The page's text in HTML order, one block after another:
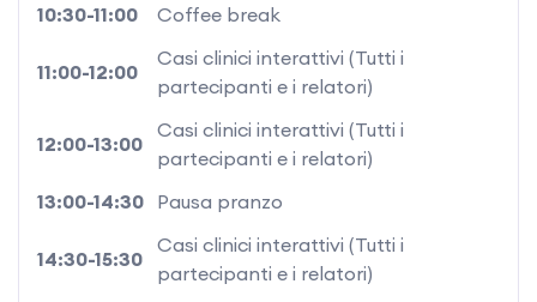
10:30-11:00
Coffee break
11:00-12:00
Casi clinici interattivi (Tutti i
partecipanti e i relatori)
12:00-13:00
Casi clinici interattivi (Tutti i
partecipanti e i relatori)
13:00-14:30 Pausa pranzo
14:30-15:30
Casi clinici interattivi (Tutti i
partecipanti e i relatori)